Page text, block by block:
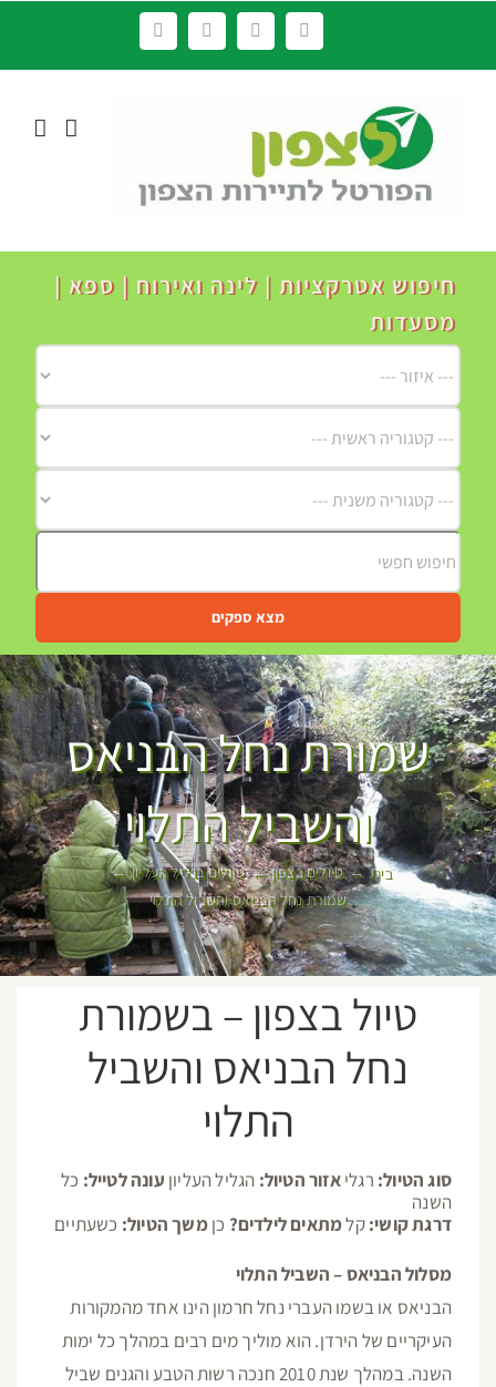
LinkedIn
Instagram
YouTube
Facebook
חיפוש אטרקציות | לינה ואירוח | ספא |
מסעדות
מצא ספקים
שמורת נחל הבניאס
והשביל התלוי
בית טיולים בצפון
טיולים בגליל העליון
שמורת נחל הבניאס והשביל התלוי
טיול בצפון – בשמורת
נחל הבניאס והשביל
התלוי
סוג הטיול: רגליאזור הטיול: הגליל העליון עונה לטייל: כל
השנה
דרגת קושי:קלמתאים לילדים? כןמשך הטיול: כשעתיים
מסלול הבניאס – השביל התלוי
הבניאס או בשמו העברי נחל חרמון הינו אחד מהמקורות
העיקריים של הירדן. הוא מוליך מים רבים במהלך כל ימות
השנה. במהלך שנת 2010 חנכה רשות הטבע והגנים שביל